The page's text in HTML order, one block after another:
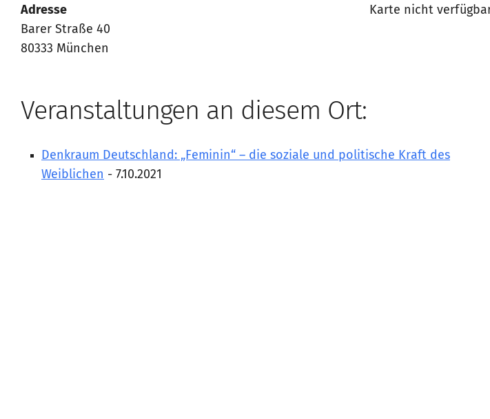
Karte nicht
Adresse
Barer Straße 40
80333 München
Veranstaltungen an diesem Ort:
Denkraum Deutschland: „Feminin“ – die soziale und politische Kraft des
Weiblichen - 7.10.2021